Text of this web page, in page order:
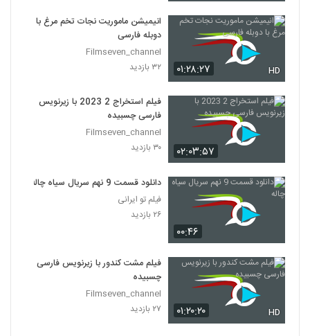
۰۱:۲۸:۲۷ HD
انیمیشن ماموریت نجات تخم مرغ با
دوبله فارسی
Filmseven_channel
۳۲ بازدید
۰۲:۰۳:۵۷
فیلم استخراج 2 2023 با زیرنویس
فارسی چسبیده
Filmseven_channel
۳۰ بازدید
۰۰:۴۶
دانلود قسمت 9 نهم سریال سیاه چاله
فیلم تو ایرانی
۲۶ بازدید
۰۱:۲۰:۲۰ HD
فیلم مشت کندور با زیرنویس فارسی
چسبیده
Filmseven_channel
۲۷ بازدید